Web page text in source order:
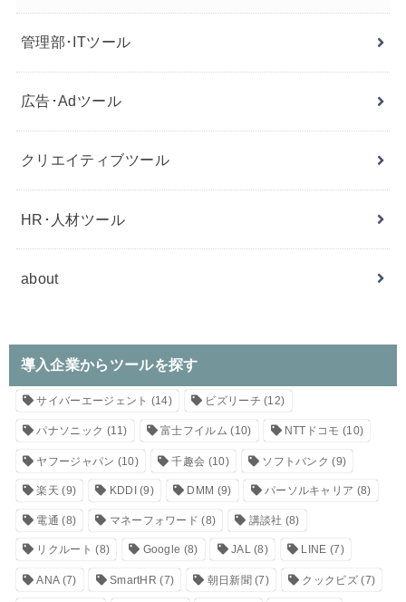
管理部･ITツール
広告･Adツール
クリエイティブツール
HR･人材ツール
about
導入企業からツールを探す
サイバーエージェント (14) ビズリーチ (12)
パナソニック (11) 富士フイルム (10) NTTドコモ (10)
ヤフージャパン (10) 千趣会 (10) ソフトバンク (9)
楽天 (9) KDDI (9) DMM (9) パーソルキャリア (8)
電通 (8) マネーフォワード (8) 講談社 (8)
リクルート (8) Google (8) JAL(8) LINE (7)
ANA(7) SmartHR (7) 朝日新聞 (7) クックビズ(7)